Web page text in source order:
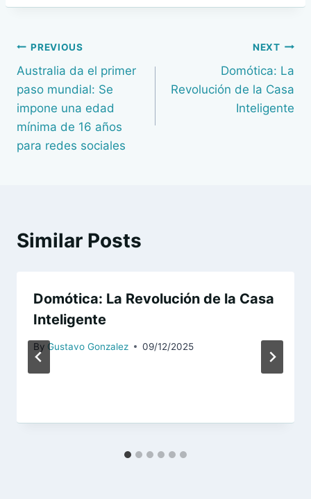
Navegación
de
entradas
PREVIOUS
Australia da el primer
paso mundial: Se
impone una edad
mínima de 16 años
para redes sociales
NEXT
Domótica: La
Revolución de la Casa
Inteligente
Similar Posts
Domótica: La Revolución de la Casa
Inteligente
By Gustavo Gonzalez 09/12/2025